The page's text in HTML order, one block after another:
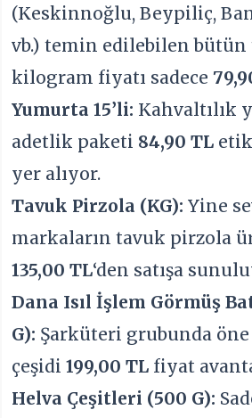
(Keskinnoğlu, Beypiliç,
vb.) temin edilebilen bütün
kilogram fiyatı sadece
Yumurta 15’li: Kahvaltılık
adetlik paketi 84,90 TL
yer alıyor.
Tavuk Pirzola (KG): Yine
markaların tavuk pirzola
135,00 TL‘den satışa
Dana Isıl İşlem Görmüş
G): Şarküteri grubunda öne
çeşidi199,00 TL fiyat
Helva Çeşitleri (500 G):